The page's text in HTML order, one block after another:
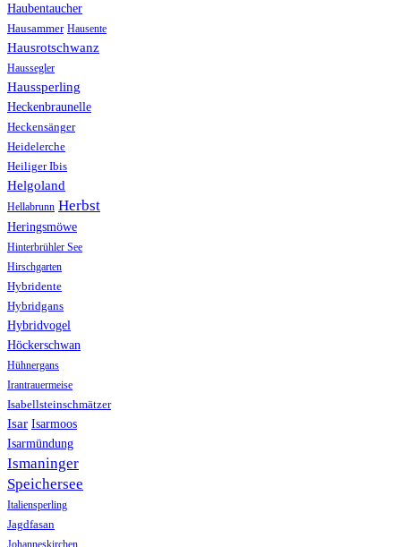
Haubentaucher
Hausammer Hausente
Hausrotschwanz
Haussegler
Haussperling
Heckenbraunelle
Heckensänger
Heidelerche
Heiliger Ibis
Helgoland
Hellabrunn Herbst
Heringsmöwe
Hinterbrühler See
Hirschgarten
Hybridente
Hybridgans
Hybridvogel
Höckerschwan
Hühnergans
Irantrauermeise
Isabellsteinschmätzer
Isar Isarmoos
Isarmündung
Ismaninger
Speichersee
Italiensperling
Jagdfasan